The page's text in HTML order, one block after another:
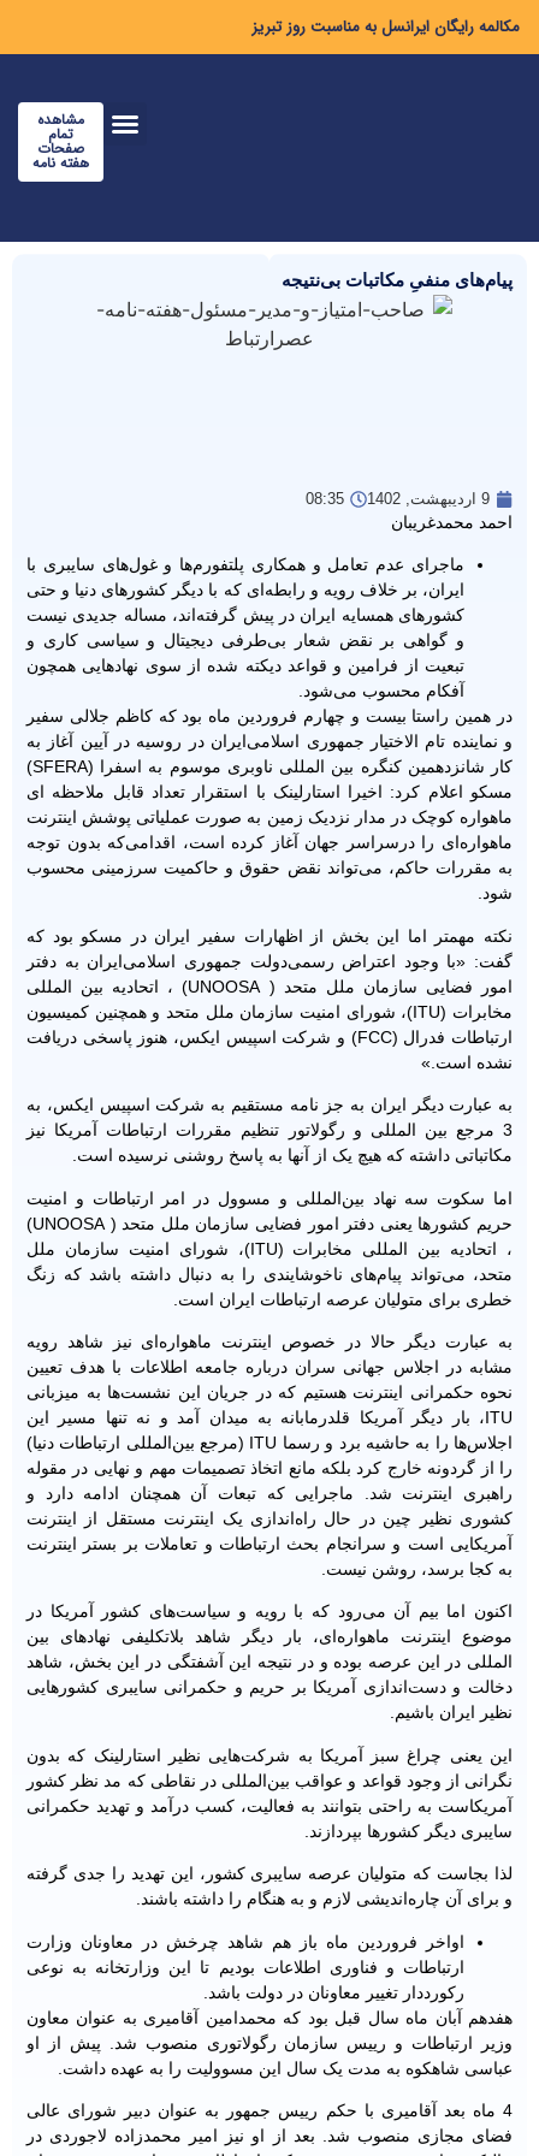
مکالمه رایگان ایرانسل به مناسبت روز تبریز
مشاهده
تمام
صفحات
هفته نامه
پیام‌های منفیِ مکاتبات بی‌نتیجه
9 اردیبهشت, 1402 08:35
احمد محمدغریبان
ماجرای عدم تعامل و همکاری پلتفورم‌ها و غول‌های سایبری با
ایران، بر خلاف رویه و رابطه‌ای که با دیگر کشورهای دنیا و حتی
کشورهای همسایه ایران در پیش گرفته‌اند، مساله جدیدی نیست
و گواهی بر نقض شعار بی‌طرفی دیجیتال و سیاسی کاری و
تبعیت از فرامین و قواعد دیکته شده از سوی نهادهایی همچون
آفکام محسوب می‌شود.
در همین راستا بیست و چهارم فروردین ماه بود که کاظم جلالی سفیر
و نماینده تام الاختیار جمهوری اسلامی‌ایران در روسیه در آیین آغاز به
کار شانزدهمین کنگره بین المللی ناوبری موسوم به اسفرا (SFERA)
مسکو اعلام کرد: اخیرا استارلینک با استقرار تعداد قابل ملاحظه ای
ماهواره کوچک در مدار نزدیک زمین به صورت عملیاتی پوشش اینترنت
ماهواره‌ای را درسراسر جهان آغاز کرده است، اقدامی‌که بدون توجه
به مقررات حاکم، می‌تواند نقض حقوق و حاکمیت سرزمینی محسوب
شود.
نکته مهمتر اما این بخش از اظهارات سفیر ایران در مسکو بود که
گفت: «با وجود اعتراض رسمی‌دولت جمهوری اسلامی‌ایران به دفتر
امور فضایی سازمان ملل متحد ( UNOOSA) ، اتحادیه بین المللی
مخابرات (ITU)، شورای امنیت سازمان ملل متحد و همچنین کمیسیون
ارتباطات فدرال (FCC) و شرکت اسپیس ایکس، هنوز پاسخی دریافت
نشده است.»
به عبارت دیگر ایران به جز نامه مستقیم به شرکت اسپیس ایکس، به
3 مرجع بین المللی و رگولاتور تنظیم مقررات ارتباطات آمریکا نیز
مکاتباتی داشته که هیچ یک از آنها به پاسخ روشنی نرسیده است.
اما سکوت سه نهاد بین‌المللی و مسوول در امر ارتباطات و امنیت
حریم کشورها یعنی دفتر امور فضایی سازمان ملل متحد ( UNOOSA)
، اتحادیه بین المللی مخابرات (ITU)، شورای امنیت سازمان ملل
متحد، می‌تواند پیام‌های ناخوشایندی را به دنبال داشته باشد که زنگ
خطری برای متولیان عرصه ارتباطات ایران است.
به عبارت دیگر حالا در خصوص اینترنت ماهواره‌ای نیز شاهد رویه
مشابه در اجلاس جهانی سران درباره جامعه اطلاعات با هدف تعیین
نحوه حکمرانی اینترنت هستیم که در جریان این نشست‌ها به میزبانی
ITU، بار دیگر آمریکا قلدرمابانه به میدان آمد و نه تنها مسیر این
اجلاس‌ها را به حاشیه برد و رسما ITU (مرجع بین‌المللی ارتباطات دنیا)
را از گردونه خارج کرد بلکه مانع اتخاذ تصمیمات مهم و نهایی در مقوله
راهبری اینترنت شد. ماجرایی که تبعات آن همچنان ادامه دارد و
کشوری نظیر چین در حال راه‌اندازی یک اینترنت مستقل از اینترنت
آمریکایی است و سرانجام بحث ارتباطات و تعاملات بر بستر اینترنت
به کجا برسد، روشن نیست.
اکنون اما بیم آن می‌رود که با رویه و سیاست‌های کشور آمریکا در
موضوع اینترنت ماهواره‌ای، بار دیگر شاهد بلاتکلیفی نهادهای بین
المللی در این عرصه بوده و در نتیجه این آشفتگی در این بخش، شاهد
دخالت و دست‌اندازی آمریکا بر حریم و حکمرانی سایبری کشورهایی
نظیر ایران باشیم.
این یعنی چراغ سبز آمریکا به شرکت‌هایی نظیر استارلینک که بدون
نگرانی از وجود قواعد و عواقب بین‌المللی در نقاطی که مد نظر کشور
آمریکاست به راحتی بتوانند به فعالیت، کسب درآمد و تهدید حکمرانی
سایبری دیگر کشورها بپردازند.
لذا بجاست که متولیان عرصه سایبری کشور، این تهدید را جدی گرفته
و برای آن چاره‌اندیشی لازم و به هنگام را داشته باشند.
اواخر فروردین ماه باز هم شاهد چرخش در معاونان وزارت
ارتباطات و فناوری اطلاعات بودیم تا این وزارتخانه به نوعی
رکورددار تغییر معاونان در دولت باشد.
هفدهم آبان ماه سال قبل بود که محمدامین آقامیری به عنوان معاون
وزیر ارتباطات و رییس سازمان رگولاتوری منصوب شد. پیش از او
عباسی شاهکوه به مدت یک سال این مسوولیت را به عهده داشت.
4 ماه بعد آقامیری با حکم رییس جمهور به عنوان دبیر شورای عالی
فضای مجازی منصوب شد. بعد از او نیز امیر محمدزاده لاجوردی در